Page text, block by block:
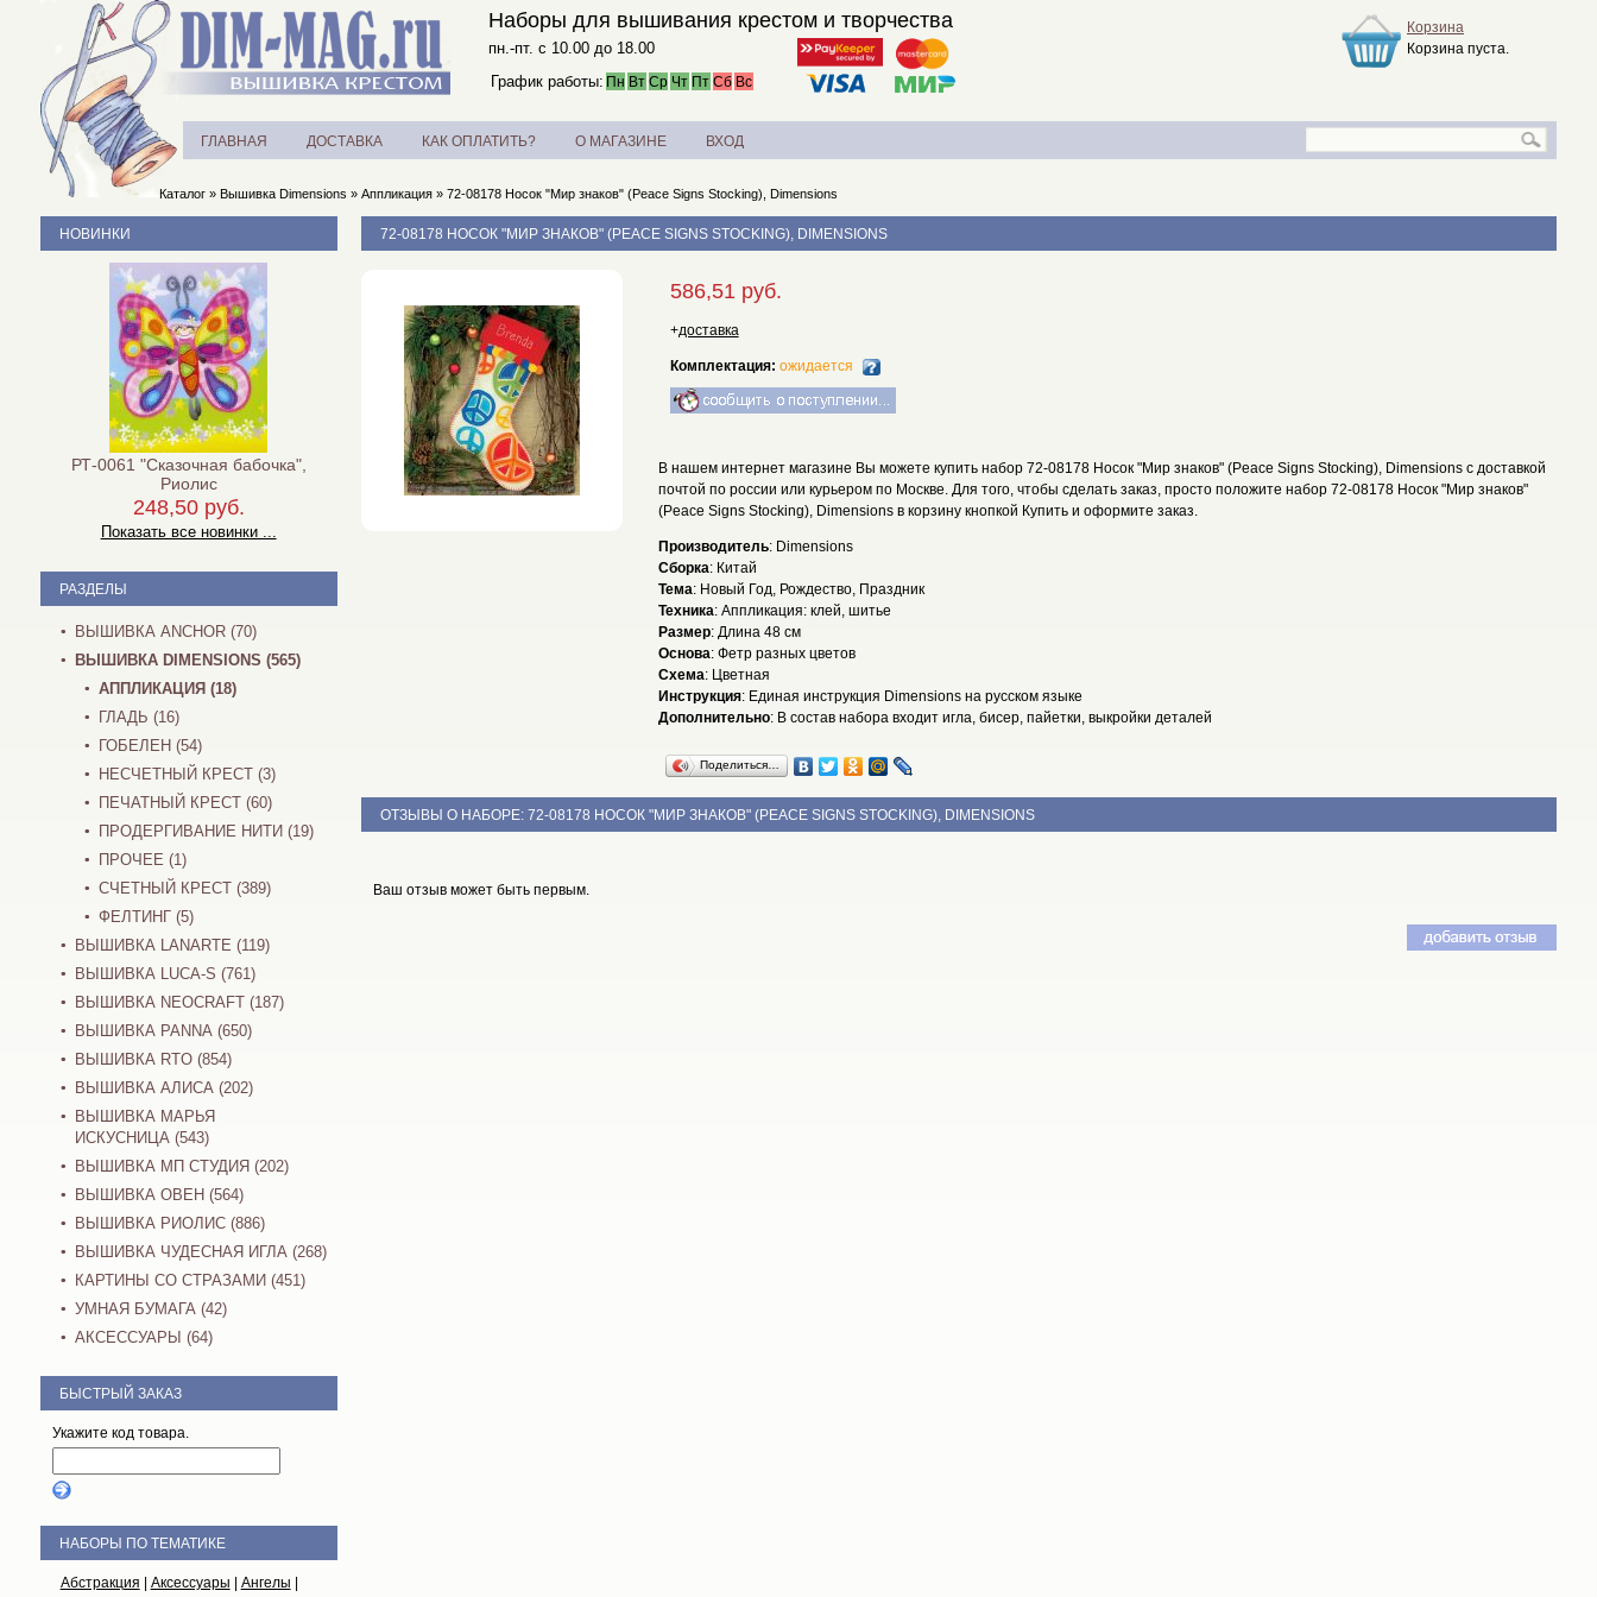
Наборы для вышивания крестом и творчества
пн.-пт. с 10.00 до 18.00
График работы: Пн Вт Ср Чт Пт Сб Вс
Корзина
Корзина пуста.
ГЛАВНАЯ ДОСТАВКА КАК ОПЛАТИТЬ? О МАГАЗИНЕ ВХОД
Каталог» Вышивка Dimensions » Аппликация» 72-08178 Носок "Мир знаков" (Peace Signs Stocking), Dimensions
72-08178 НОСОК "МИР ЗНАКОВ" (PEACE SIGNS STOCKING), DIMENSIONS
586,51 руб.
+доставка
Комплектация: ожидается
В нашем интернет магазине Вы можете купить набор 72-08178 Носок "Мир знаков" (Peace Signs Stocking), Dimensions с доставкой
почтой по россии или курьером по Москве. Для того, чтобы сделать заказ, просто положите набор 72-08178 Носок "Мир знаков"
(Peace Signs Stocking), Dimensions в корзину кнопкой Купить и оформите заказ.
Производитель: Dimensions
Сборка: Китай
Тема: Новый Год, Рождество, Праздник
Техника: Аппликация: клей, шитье
Размер: Длина 48 см
Основа: Фетр разных цветов
Схема: Цветная
Инструкция: Единая инструкция Dimensions на русском языке
Дополнительно: В состав набора входит игла, бисер, пайетки, выкройки деталей
Поделиться…
ОТЗЫВЫ О НАБОРЕ: 72-08178 НОСОК "МИР ЗНАКОВ" (PEACE SIGNS STOCKING), DIMENSIONS
Ваш отзыв может быть первым.
НОВИНКИ
РТ-0061 "Сказочная бабочка",
Риолис
248,50 руб.
Показать все новинки ...
РАЗДЕЛЫ
ВЫШИВКА ANCHOR (70)
ВЫШИВКА DIMENSIONS (565)
АППЛИКАЦИЯ (18)
ГЛАДЬ (16)
ГОБЕЛЕН (54)
НЕСЧЕТНЫЙ КРЕСТ (3)
ПЕЧАТНЫЙ КРЕСТ (60)
ПРОДЕРГИВАНИЕ НИТИ (19)
ПРОЧЕЕ (1)
СЧЕТНЫЙ КРЕСТ (389)
ФЕЛТИНГ (5)
ВЫШИВКА LANARTE (119)
ВЫШИВКА LUCA-S (761)
ВЫШИВКА NEOCRAFT (187)
ВЫШИВКА PANNA (650)
ВЫШИВКА RTO (854)
ВЫШИВКА АЛИСА (202)
ВЫШИВКА МАРЬЯ
ИСКУСНИЦА (543)
ВЫШИВКА МП СТУДИЯ (202)
ВЫШИВКА ОВЕН (564)
ВЫШИВКА РИОЛИС (886)
ВЫШИВКА ЧУДЕСНАЯ ИГЛА (268)
КАРТИНЫ СО СТРАЗАМИ (451)
УМНАЯ БУМАГА (42)
АКСЕССУАРЫ (64)
БЫСТРЫЙ ЗАКАЗ
Укажите код товара.
НАБОРЫ ПО ТЕМАТИКЕ
Абстракция Аксессуары Ангелы